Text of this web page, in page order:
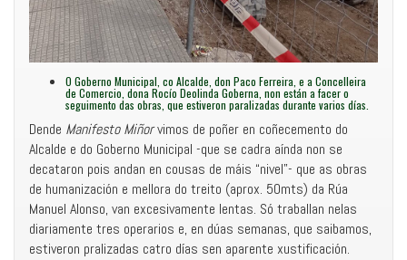
O Goberno Municipal, co Alcalde, don Paco Ferreira, e a Concelleira
de Comercio, dona Rocío Deolinda Goberna, non están a facer o
seguimento das obras, que estiveron paralizadas durante varios días.
Dende Manifesto Miñorvimos de poñer en coñecemento do
Alcalde e do Goberno Municipal -que se cadra aínda non se
decataron pois andan en cousas de máis “nivel”- que as obras
de humanización e mellora do treito (aprox. 50mts) da Rúa
Manuel Alonso, van excesivamente lentas. Só traballan nelas
diariamente tres operarios e, en dúas semanas, que saibamos,
estiveron pralizadas catro días sen aparente xustificación.